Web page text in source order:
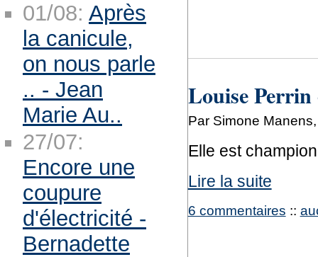
Louise Perrin
Par Simone
Elle est
Lire la suite
6 commentaires ::
01/08: Après
la canicule,
on nous parle
.. - Jean
Marie Au..
27/07:
Encore une
coupure
d'électricité -
Bernadette